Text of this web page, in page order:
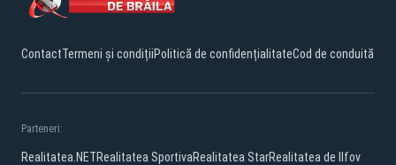
ContactTermeni și condițiiPolitică de confidențialitateCod de conduită
Parteneri:
Realitatea.NETRealitatea SportivaRealitatea StarRealitatea de Ilfov